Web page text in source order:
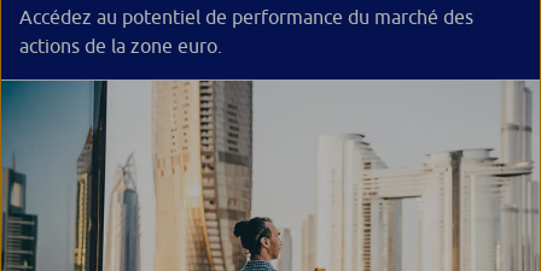
Accédez au potentiel de performance du marché des
actions de la zone euro.